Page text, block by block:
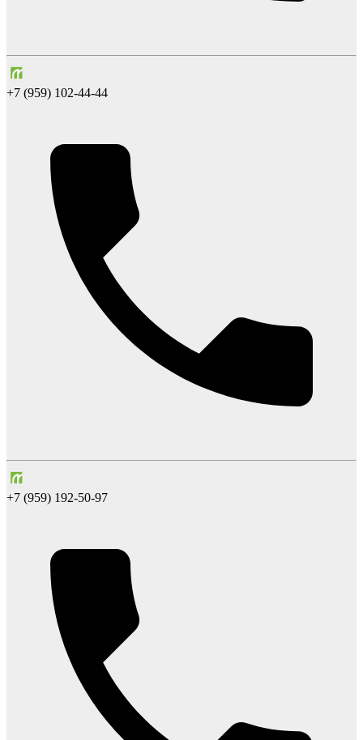
+7 (959) 102-44-44
+7 (959) 192-50-97